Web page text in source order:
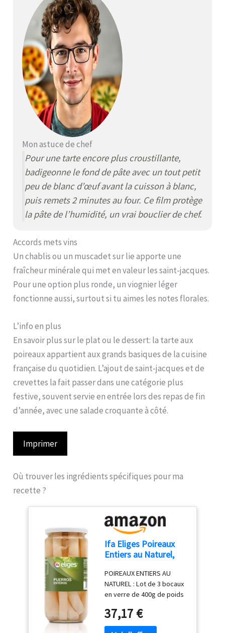
Mon astuce de chef
Pour une tarte encore plus croustillante,
badigeonne le fond de pâte avec un tout petit
peu de blanc d’œuf avant la cuisson à blanc,
puis remets 2 minutes au four. Ce film protège
la pâte de l’humidité, un vrai bouclier de chef.
Accords mets vins
Un chablis ou un muscadet sur lie apporte une
fraîcheur minérale qui met en valeur les saint-jacques.
Pour une option plus ronde, un viognier léger
fonctionne aussi, surtout si tu aimes les notes florales.
L’info en plus
En savoir plus sur le plat ou le dessert: la tarte aux
poireaux appartient aux grands basiques de la cuisine
française du quotidien. L’ajout de saint-jacques et de
crevettes la fait passer dans une catégorie plus
festive, souvent servie en entrée lors des repas de fin
d’année, avec une salade croquante à côté.
Imprimer
Où trouver les ingrédients spécifiques pour ma
recette ?
Ifa Eliges Poireaux
Entiers au Naturel,
400g, pour Potages,
Quiches et Garnitures
POIREAUX ENTIERS AU
NATUREL : Lot de 3 bocaux
en verre de 400g de poids
entiers de qualité
supérieure, prêts à
37,17 €